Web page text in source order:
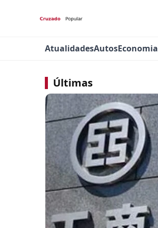
AtualidadesAutosEconomia
Últimas